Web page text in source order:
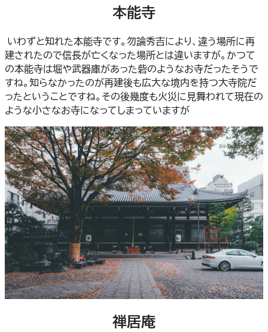
本能寺
いわずと知れた本能寺です。勿論秀吉により、違う場所に再
建されたので信長が亡くなった場所とは違いますが。かつて
の本能寺は堀や武器庫があった砦のようなお寺だったそうで
すね。知らなかったのが再建後も広大な境内を持つ大寺院だ
ったということですね。その後幾度も火災に見舞われて現在の
ような小さなお寺になってしまっていますが
禅居庵